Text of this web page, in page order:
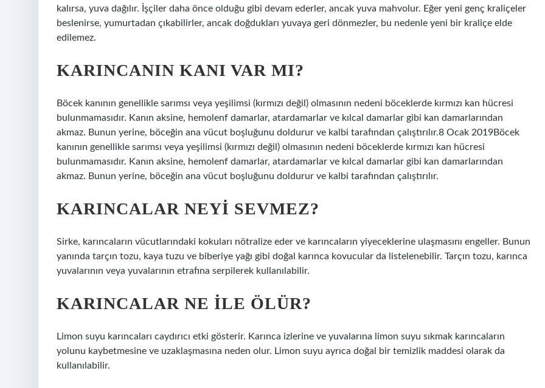
kalırsa, yuva dağılır. İşçiler daha önce olduğu gibi devam ederler, ancak yuva mahvolur. Eğer yeni genç kraliçeler
beslenirse, yumurtadan çıkabilirler, ancak doğdukları yuvaya geri dönmezler, bu nedenle yeni bir kraliçe elde
edilemez.
KARINCANIN KANI VAR MI?
Böcek kanının genellikle sarımsı veya yeşilimsi (kırmızı değil) olmasının nedeni böceklerde kırmızı kan hücresi
bulunmamasıdır. Kanın aksine, hemolenf damarlar, atardamarlar ve kılcal damarlar gibi kan damarlarından
akmaz. Bunun yerine, böceğin ana vücut boşluğunu doldurur ve kalbi tarafından çalıştırılır.8 Ocak 2019Böcek
kanının genellikle sarımsı veya yeşilimsi (kırmızı değil) olmasının nedeni böceklerde kırmızı kan hücresi
bulunmamasıdır. Kanın aksine, hemolenf damarlar, atardamarlar ve kılcal damarlar gibi kan damarlarından
akmaz. Bunun yerine, böceğin ana vücut boşluğunu doldurur ve kalbi tarafından çalıştırılır.
KARINCALAR NEYI SEVMEZ?
Sirke, karıncaların vücutlarındaki kokuları nötralize eder ve karıncaların yiyeceklerine ulaşmasını engeller. Bunun
yanında tarçın tozu, kaya tuzu ve biberiye yağı gibi doğal karınca kovucular da listelenebilir. Tarçın tozu, karınca
yuvalarının veya yuvalarının etrafına serpilerek kullanılabilir.
KARINCALAR NE ILE ÖLÜR?
Limon suyu karıncaları caydırıcı etki gösterir. Karınca izlerine ve yuvalarına limon suyu sıkmak karıncaların
yolunu kaybetmesine ve uzaklaşmasına neden olur. Limon suyu ayrıca doğal bir temizlik maddesi olarak da
kullanılabilir.